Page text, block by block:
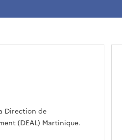
Direction de
(DEAL) Martinique.